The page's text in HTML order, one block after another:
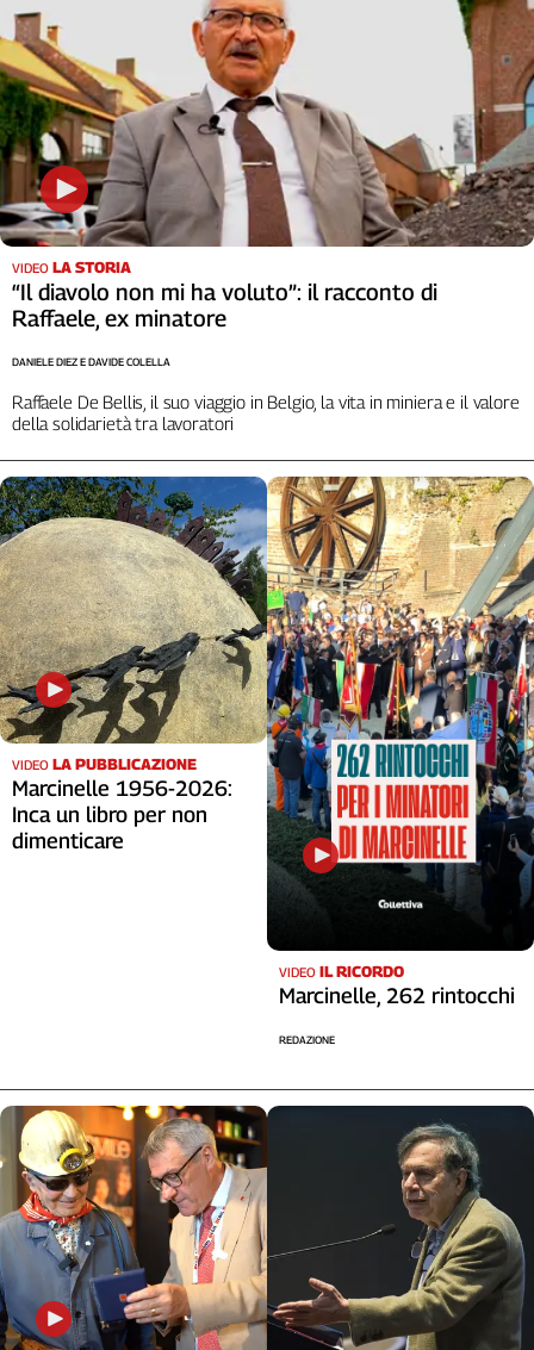
Contatti
La
redazione
Newsletter
VIDEO LA STORIA
“Il diavolo non mi ha voluto”: il racconto di
Raffaele, ex minatore
Raffaele De Bellis, il suo viaggio in Belgio, la vita in miniera e il valore
della solidarietà tra lavoratori
DANIELE DIEZ E DAVIDE COLELLA
VIDEO LA PUBBLICAZIONE
Marcinelle 1956-2026:
Inca un libro per non
dimenticare
VIDEO IL RICORDO
Marcinelle, 262 rintocchi
REDAZIONE